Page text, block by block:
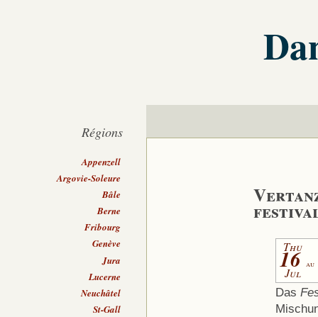
Thu
16
Jul
au
Das
Régions
Appenzell
Argovie-Soleure
Bâle
Berne
Fribourg
Genève
Jura
Lucerne
Neuchâtel
St-Gall